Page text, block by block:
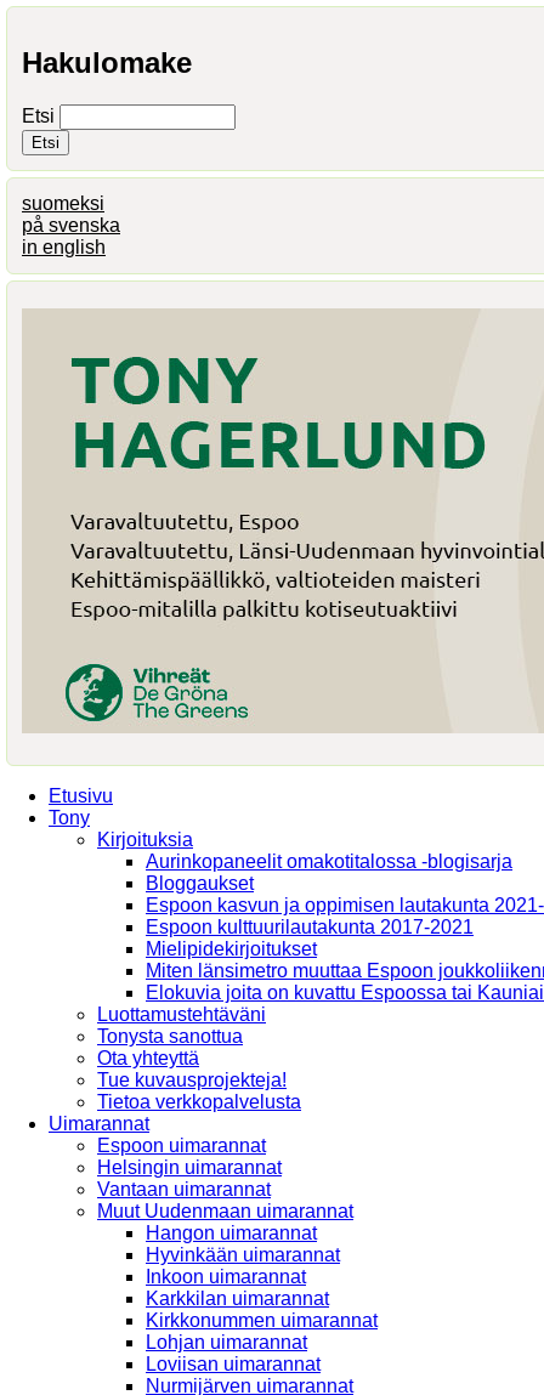
Hakulomake
Etsi
suomeksi
på svenska
in english
Etusivu
Tony
Kirjoituksia
Aurinkopaneelit omakotitalossa -blogisarja
Bloggaukset
Espoon kasvun ja oppimisen lautakunta
Espoon kulttuurilautakunta 2017-2021
Mielipidekirjoitukset
Miten länsimetro muuttaa Espoon
Elokuvia joita on kuvattu Espoossa tai
Luottamustehtäväni
Tonysta sanottua
Ota yhteyttä
Tue kuvausprojekteja!
Tietoa verkkopalvelusta
Uimarannat
Espoon uimarannat
Helsingin uimarannat
Vantaan uimarannat
Muut Uudenmaan uimarannat
Hangon uimarannat
Hyvinkään uimarannat
Inkoon uimarannat
Karkkilan uimarannat
Kirkkonummen uimarannat
Lohjan uimarannat
Loviisan uimarannat
Nurmijärven uimarannat